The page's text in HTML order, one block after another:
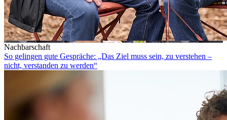
Nachbarschaft
So gelingen gute Gespräche: „Das Ziel muss sein, zu verstehen –
nicht, verstanden zu werden“